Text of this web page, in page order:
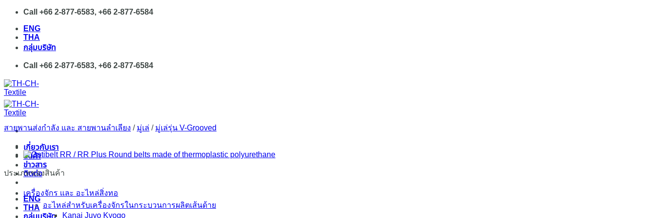
Skip
content
Call +66 2-877-6583, +66 2-877-6584
ENG
THA
กลุ่มบริษัท
Call +66 2-877-6583, +66 2-877-6584
เกี่ยวกับเรา
สินค้า
ข่าวสาร
ติดต่อ
ENG
THA
กลุ่มบริษัท
สายพานส่งกำลัง และ สายพานลำเลียง / มู่เล่ / มู่เล่รุ่น V-Grooved
ประเภทของสินค้า
เครื่องจักร และ อะไหล่สิ่งทอ
อะไหล่สำหรับเครื่องจักรในกระบวนการผลิตเส้นด้าย
Kanai Juyo Kyogo